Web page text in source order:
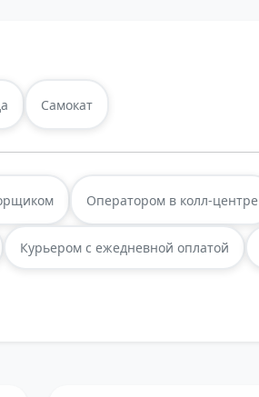
Самокат
Оператором в колл-центре
Курьером с ежедневной оплатой